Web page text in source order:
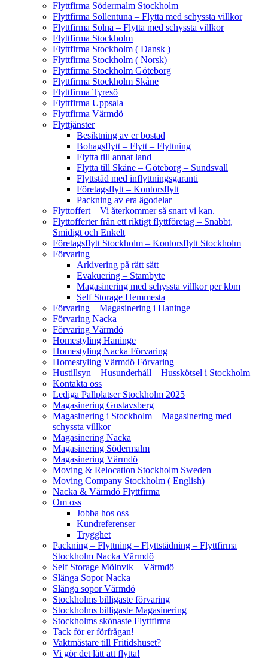
Flyttfirma Södermalm Stockholm
Flyttfirma Sollentuna – Flytta med schyssta villkor
Flyttfirma Solna – Flytta med schyssta villkor
Flyttfirma Stockholm
Flyttfirma Stockholm ( Dansk )
Flyttfirma Stockholm ( Norsk)
Flyttfirma Stockholm Göteborg
Flyttfirma Stockholm Skåne
Flyttfirma Tyresö
Flyttfirma Uppsala
Flyttfirma Värmdö
Flyttjänster
Besiktning av er bostad
Bohagsflytt – Flytt – Flyttning
Flytta till annat land
Flytta till Skåne – Göteborg – Sundsvall
Flyttstäd med inflyttningsgaranti
Företagsflytt – Kontorsflytt
Packning av era ägodelar
Flyttoffert – Vi återkommer så snart vi kan.
Flyttofferter från ett riktigt flyttföretag – Snabbt,
Smidigt och Enkelt
Företagsflytt Stockholm – Kontorsflytt Stockholm
Förvaring
Arkivering på rätt sätt
Evakuering – Stambyte
Magasinering med schyssta villkor per kbm
Self Storage Hemmesta
Förvaring – Magasinering i Haninge
Förvaring Nacka
Förvaring Värmdö
Homestyling Haninge
Homestyling Nacka Förvaring
Homestyling Värmdö Förvaring
Hustillsyn – Husunderhåll – Husskötsel i Stockholm
Kontakta oss
Lediga Pallplatser Stockholm 2025
Magasinering Gustavsberg
Magasinering i Stockholm – Magasinering med
schyssta villkor
Magasinering Nacka
Magasinering Södermalm
Magasinering Värmdö
Moving & Relocation Stockholm Sweden
Moving Company Stockholm ( English)
Nacka & Värmdö Flyttfirma
Om oss
Jobba hos oss
Kundreferenser
Trygghet
Packning – Flyttning – Flyttstädning – Flyttfirma
Stockholm Nacka Värmdö
Self Storage Mölnvik – Värmdö
Slänga Sopor Nacka
Slänga sopor Värmdö
Stockholms billigaste förvaring
Stockholms billigaste Magasinering
Stockholms skönaste Flyttfirma
Tack för er förfrågan!
Vaktmästare till Fritidshuset?
Vi gör det lätt att flytta!